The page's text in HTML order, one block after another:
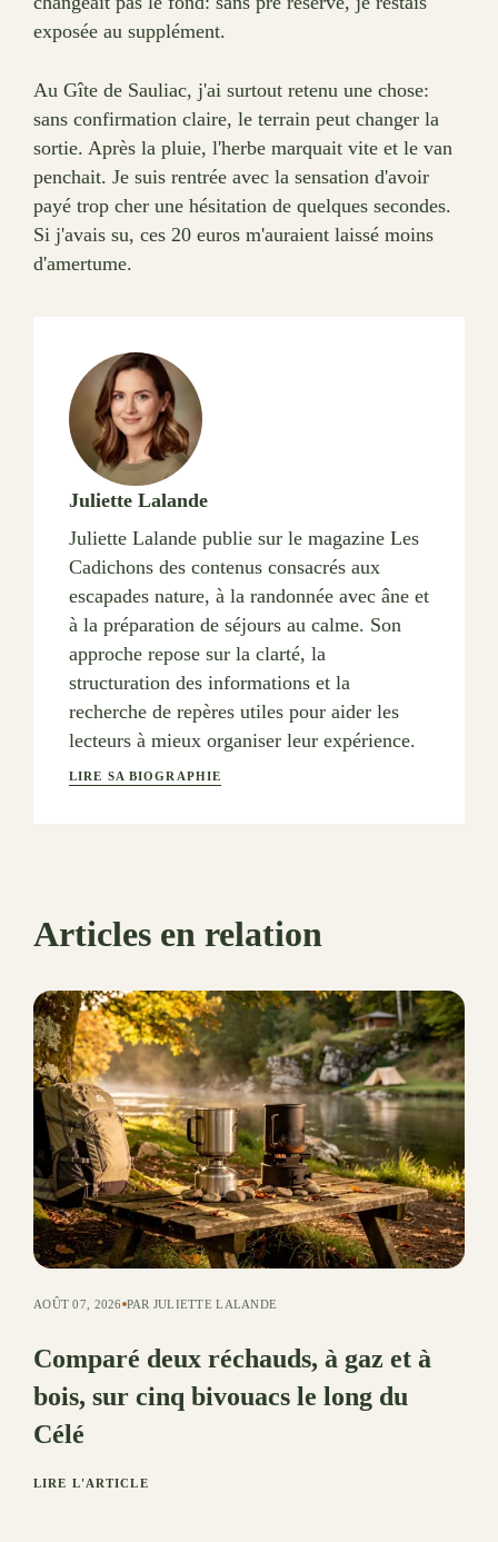
exposée au supplément.
Au Gîte de Sauliac, j'ai surtout retenu une chose:
sans confirmation claire, le terrain peut changer la
sortie. Après la pluie, l'herbe marquait vite et le van
penchait. Je suis rentrée avec la sensation d'avoir
payé trop cher une hésitation de quelques secondes.
Si j'avais su, ces 20 euros m'auraient laissé moins
d'amertume.
Juliette Lalande
Juliette Lalande publie sur le magazine Les
Cadichons des contenus consacrés aux
escapades nature, à la randonnée avec âne et
à la préparation de séjours au calme. Son
approche repose sur la clarté, la
structuration des informations et la
recherche de repères utiles pour aider les
lecteurs à mieux organiser leur expérience.
LIRE SA BIOGRAPHIE
Articles en relation
AOÛT 07, 2026 PAR JULIETTE LALANDE
Comparé deux réchauds, à gaz et à
bois, sur cinq bivouacs le long du
Célé
LIRE L'ARTICLE